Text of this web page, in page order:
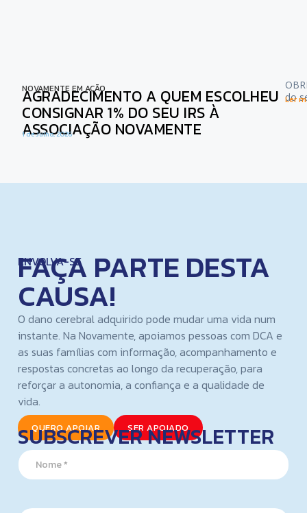
NOVAMENTE EM AÇÃO
AGRADECIMENTO A QUEM ESCOLHEU
CONSIGNAR 1% DO SEU IRS À
ASSOCIAÇÃO NOVAMENTE
1 de Julho, 2026
do
Ler
ENVOLVA-SE
FAÇA PARTE DESTA
CAUSA!
O dano cerebral adquirido pode mudar uma vida num
instante. Na Novamente, apoiamos pessoas com DCA e
as suas famílias com informação, acompanhamento e
respostas concretas ao longo da recuperação, para
reforçar a autonomia, a confiança e a qualidade de
vida.
QUERO APOIAR SER APOIADO
SUBSCREVER NEWSLETTER
E
m
a
N
a
m